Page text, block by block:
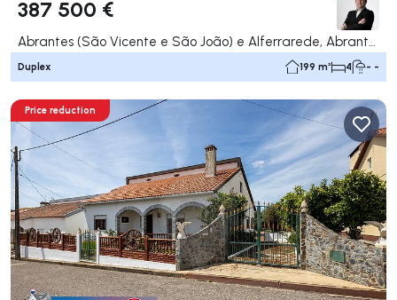
387 500 €
Duplex 199 m² 4 - -
Price reduction